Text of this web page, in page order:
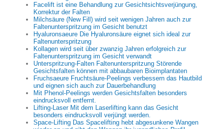
Facelift ist eine Behandlung zur Gesichtsichtsverjüngung,
Korrektur der Falten
Milchsäure (New Fill) wird seit wenigen Jahren auch zur
Faltenunterspritzung im Gesicht benutzt
Hyaluronsaeure Die Hyaluronsäure eignet sich ideal zur
Faltenunterspritzung
Kollagen wird seit über zwanzig Jahren erfolgreich zur
Faltenunterspritzung im Gesicht verwandt
Unterspritzung-Falten Faltenunterspritzung Störende
Gesichtsfalten können mit abbaubaren Bioimplantaten
Fruchsaeure Fruchtsäure-Peelings verbessern das Hautbild
und eignen sich auch zur Dauerbehandlung
Mit Phenol-Peelings werden Gesichtsfalten besonders
eindrucksvoll entfernt.
Lifting-Laser Mit dem Laserlifting kann das Gesicht
besonders eindrucksvoll verjüngt werden.
Space-Lifting Das Spacelifting hebt abgesunkene Wangen